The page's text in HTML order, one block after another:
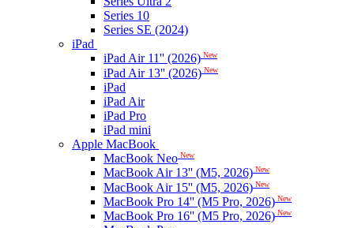
Series 10
Series SE (2024)
iPad
iPad Air 11'' (2026) New
iPad Air 13'' (2026) New
iPad
iPad Air
iPad Pro
iPad mini
Apple MacBook
MacBook Neo New
MacBook Air 13'' (M5, 2026) New
MacBook Air 15'' (M5, 2026) New
MacBook Pro 14'' (M5 Pro, 2026) New
MacBook Pro 16'' (M5 Pro, 2026) New